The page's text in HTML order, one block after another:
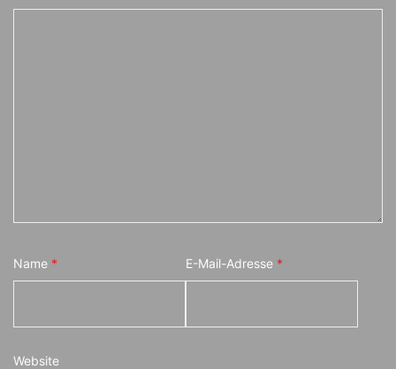
Name * E-Mail-Adresse *
Website